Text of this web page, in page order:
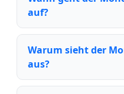
auf?
Warum sieht der
aus?